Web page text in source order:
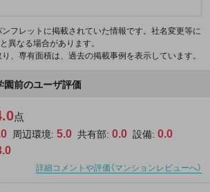
フレットに掲載されていた情報です。社名変更等に
異なる場合があります。
、専有面積は、過去の掲載事例を表示しています。
園前のユーザ評価
点
周辺環境: 5.0 共有部: 0.0 設備: 0.0
詳細コメントや評価（マンションレビューへ）